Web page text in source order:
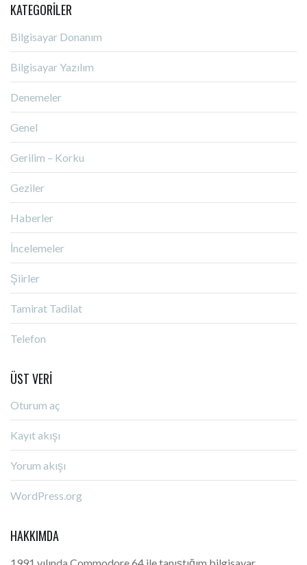
KATEGORILER
Bilgisayar Donanım
Bilgisayar Yazılım
Denemeler
Genel
Gerilim – Korku
Geziler
Haberler
İncelemeler
Şiirler
Tamirat Tadilat
Telefon
ÜST VERI
Oturum aç
Kayıt akışı
Yorum akışı
WordPress.org
HAKKIMDA